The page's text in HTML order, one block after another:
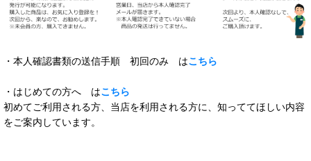
・本人確認書類の送信手順 初回のみ はこちら
・はじめての方へ はこちら
初めてご利用される方、当店を利用される方に、知っててほしい内容
をご案内しています。